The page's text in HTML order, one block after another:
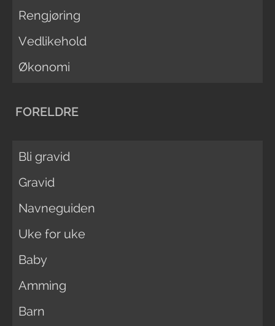
Rengjøring
Vedlikehold
Økonomi
FORELDRE
Bli gravid
Gravid
Navneguiden
Uke for uke
Baby
Amming
Barn